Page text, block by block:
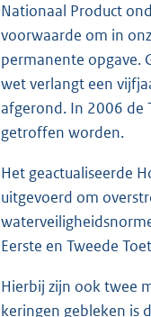
Nationaal Product
voorwaarde om in
permanente opgave.
wet verlangt een
afgerond. In 2006 de
getroffen worden.
Het geactualiseerde
uitgevoerd om
Eerste en Tweede
Hierbij zijn ook twee
keringen gebleken is